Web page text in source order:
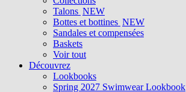
Talons NEW
Bottes et bottines NEW
Sandales et compensées
Baskets
Voir tout
Découvrez
Lookbooks
Spring 2027 Swimwear Lookbook